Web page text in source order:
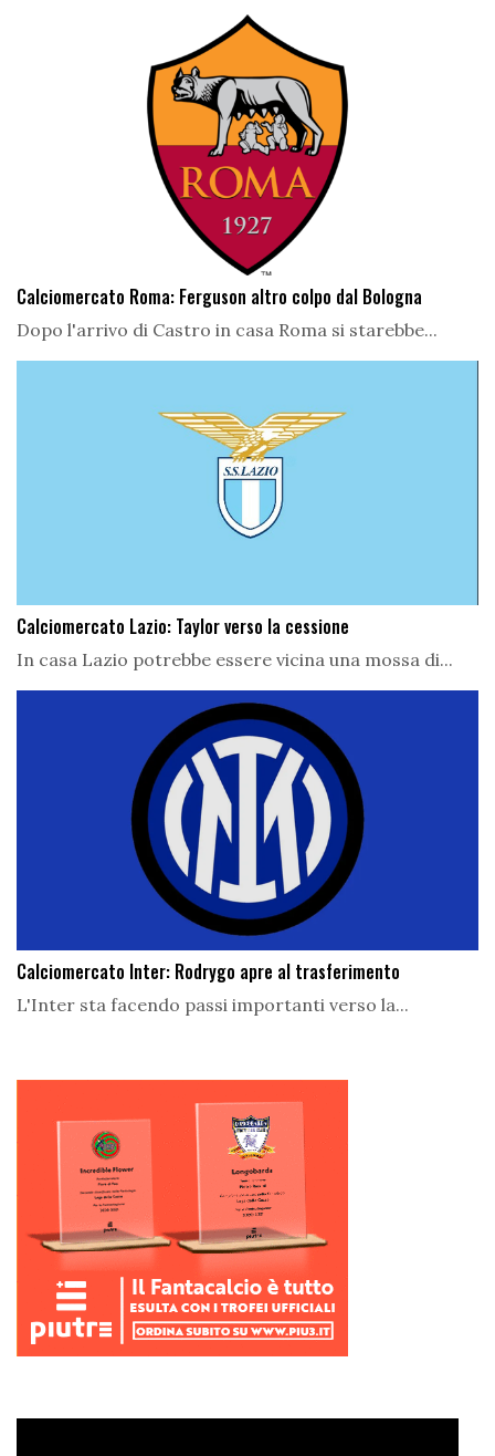
Calciomercato Roma: Ferguson altro colpo dal Bologna
Dopo l'arrivo di Castro in casa Roma si starebbe...
Calciomercato Lazio: Taylor verso la cessione
In casa Lazio potrebbe essere vicina una mossa di...
Calciomercato Inter: Rodrygo apre al trasferimento
L'Inter sta facendo passi importanti verso la...